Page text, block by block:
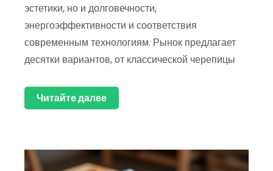
эстетики, но и долговечности,
энергоэффективности и соответствия
современным технологиям. Рынок предлагает
десятки вариантов, от классической черепицы
Читайте далее